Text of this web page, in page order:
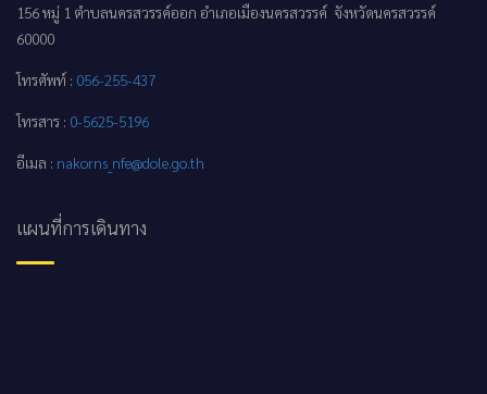
156 หมู่ 1 ตำบลนครสวรรค์ออก อำเภอเมืองนครสวรรค์ จังหวัดนครสวรรค์
60000
โทรศัพท์ : 056-255-437
โทรสาร : 0-5625-5196
อีเมล : nakorns_nfe@dole.go.th
แผนที่การเดินทาง